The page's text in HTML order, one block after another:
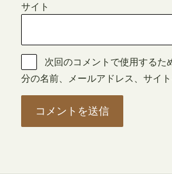
サイト
次回のコメントで使用するた
分の名前、メールアドレス、サイト